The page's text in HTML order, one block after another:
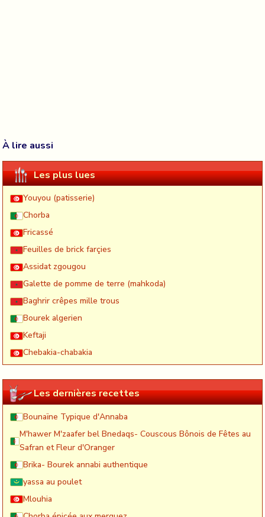
À lire aussi
Les plus lues
Youyou (patisserie)
Chorba
Fricassé
Feuilles de brick farçies
Assidat zgougou
Galette de pomme de terre (mahkoda)
Baghrir crêpes mille trous
Bourek algerien
Keftaji
Chebakia-chabakia
Les dernières recettes
Bounaïne Typique d'Annaba
M'hawer M'zaafer bel Bnedaqs- Couscous Bônois de Fêtes au
Safran et Fleur d'Oranger
Brika- Bourek annabi authentique
yassa au poulet
Mlouhia